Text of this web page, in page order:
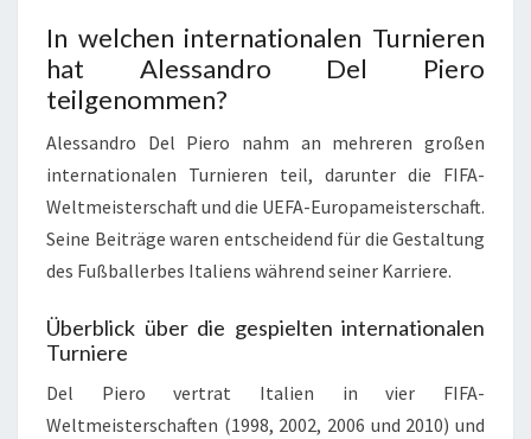
In welchen internationalen Turnieren
hat Alessandro Del Piero
teilgenommen?
Alessandro Del Piero nahm an mehreren großen
internationalen Turnieren teil, darunter die FIFA-
Weltmeisterschaft und die UEFA-Europameisterschaft.
Seine Beiträge waren entscheidend für die Gestaltung
des Fußballerbes Italiens während seiner Karriere.
Überblick über die gespielten internationalen
Turniere
Del Piero vertrat Italien in vier FIFA-
Weltmeisterschaften (1998, 2002, 2006 und 2010) und